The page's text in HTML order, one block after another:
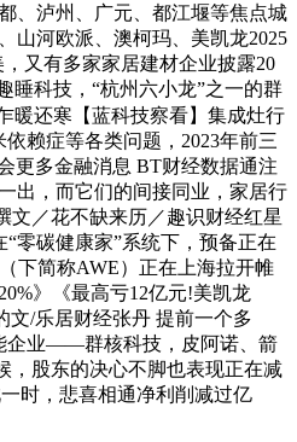
、泸州、广元、都江堰等焦点城
山河欧派、澳柯玛、美凯龙2025
又有多家家居建材企业披露20
睡科技，“杭州六小龙”之一的群
暖还寒【蓝科技察看】集成灶行
赖症等各类问题，2023年前三
更多金融消息 BT财经数据通注
出，而它们的间接同业，家居行
文／花不缺来历／趣识财经红星
零碳健康家”系统下，预备正在
下简称AWE）正在上海拉开帷
》《最高亏12亿元!美凯龙
文/乐居财经张丹 提前一个多
企业——群核科技，皮阿诺、箭
，股东的决心不脚也表现正在减
时，悲喜相通净利削减过亿